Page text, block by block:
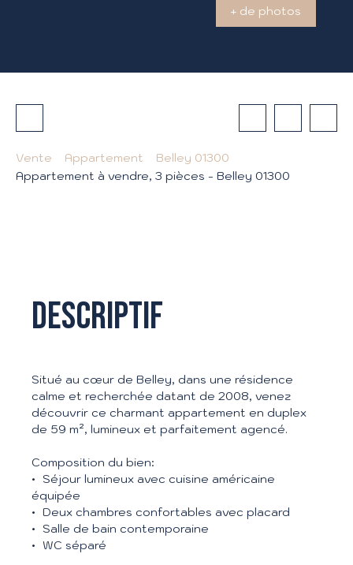
+ de photos
Vente Appartement
Belley 01300
Appartement à vendre, 3 pièces - Belley 01300
Descriptif
Situé au cœur de Belley, dans une résidence
calme et recherchée datant de 2008, venez
découvrir ce charmant appartement en duplex
de 59 m², lumineux et parfaitement agencé.
Composition du bien:
Séjour lumineux avec cuisine américaine
équipée
Deux chambres confortables avec placard
Salle de bain contemporaine
WC séparé